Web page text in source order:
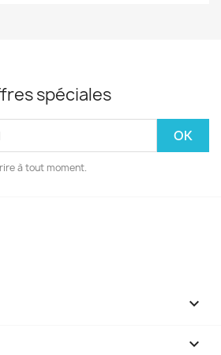
spéciales
à tout moment.

